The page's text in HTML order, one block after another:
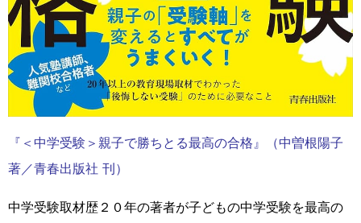
『＜中学受験＞親子で勝ちとる最高の合格』（中曽根陽子
著／青春出版社 刊）
中学受験取材歴２０年の著者が子どもの中学受験を最高の